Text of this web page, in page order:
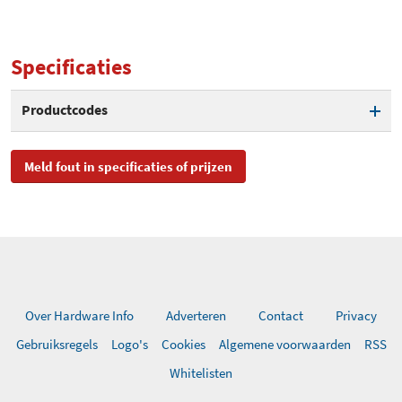
Specificaties
Productcodes
SKU 05/301000/BL, A000401594
Meld fout in specificaties of prijzen
Over Hardware Info Adverteren Contact
Privacy
Gebruiksregels
Logo's Cookies Algemene voorwaarden
RSS
Whitelisten